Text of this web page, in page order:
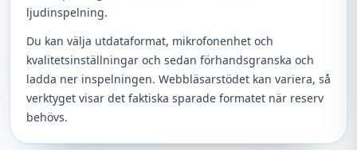
ljudinspelning.
Du kan välja utdataformat, mikrofonenhet och
kvalitetsinställningar och sedan förhandsgranska och
ladda ner inspelningen. Webbläsarstödet kan variera, så
verktyget visar det faktiska sparade formatet när reserv
behövs.